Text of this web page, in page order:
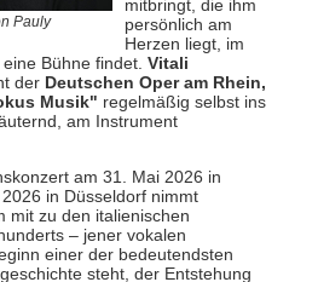
Pauly
mitbringt, die ihm
persönlich am
Herzen liegt, im
Bühne findet. Vitali
der Deutschen Oper am Rhein,
Musik" regelmäßig selbst ins
am Instrument
am 31. Mai 2026 in
in Düsseldorf nimmt
mit zu den italienischen
– jener vokalen
einer der bedeutendsten
steht, der Entstehung